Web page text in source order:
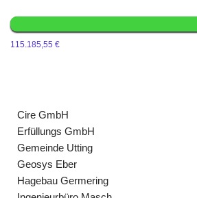
115.185,55 €
Cire GmbH
Erfüllungs GmbH
Gemeinde Utting
Geosys Eber
Hagebau Germering
Ingenieurbüro Masch